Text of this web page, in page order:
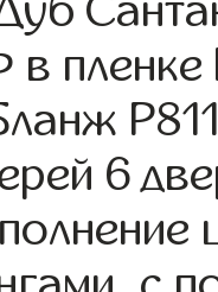
пленке
6